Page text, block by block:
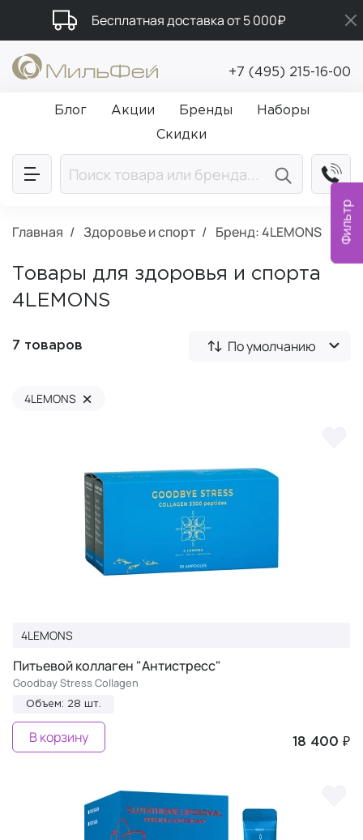
Фильтр
Бесплатная доставка от 5 000₽
Промокод ПРИВЕТ
Подарки в каждый заказ от 5 000₽
+7 (495) 215-16-00
Блог Акции Бренды
Наборы
Скидки
Главная Здоровье и спорт Бренд: 4LEMONS
Товары для здоровья и спорта
4LEMONS
7 товаров По умолчанию
4LEMONS ×
4LEMONS
Питьевой коллаген "Антистресс"
Goodbay Stress Сollagen
Объем: 28 шт.
18 400 ₽
В корзину